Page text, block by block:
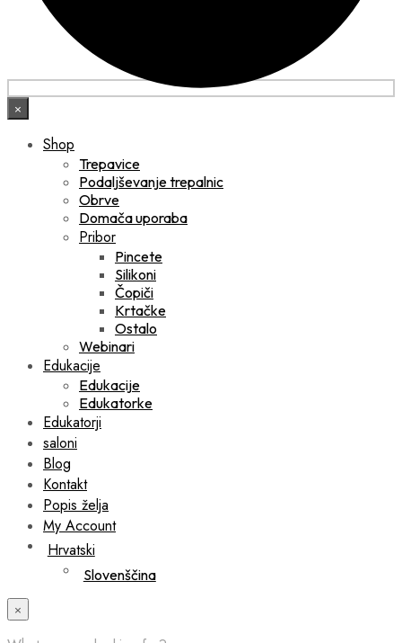
×
Shop
Trepavice
Podaljševanje trepalnic
Obrve
Domača uporaba
Pribor
Pincete
Silikoni
Čopiči
Krtačke
Ostalo
Webinari
Edukacije
Edukacije
Edukatorke
Edukatorji
saloni
Blog
Kontakt
Popis želja
My Account
Hrvatski
Slovenščina
×